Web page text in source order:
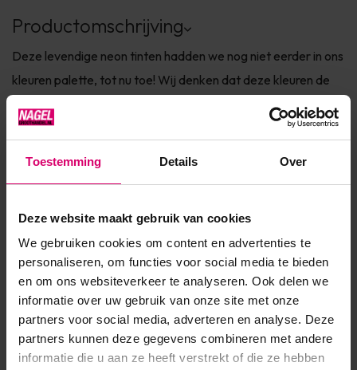
Toestemming Details Over
Deze website maakt gebruik van cookies
We gebruiken cookies om content en advertenties te
personaliseren, om functies voor social media te bieden
en om ons websiteverkeer te analyseren. Ook delen we
informatie over uw gebruik van onze site met onze
partners voor social media, adverteren en analyse. Deze
partners kunnen deze gegevens combineren met andere
informatie die u aan ze heeft verstrekt of die ze hebben
Productomschrijving
Deze levendige neon tinten hadden we nog niet eerder in ons
kleuren palette, tot nu toe! Wij denken dat deze kleuren de
bestsellers van de zomer gaan worden. Ze dekken op zich
zelf goed, maar als jouw klanten hun neonkleur willen